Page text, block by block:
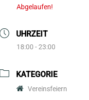
Abgelaufen!
UHRZEIT
18:00 - 23:00
KATEGORIE
Vereinsfeiern